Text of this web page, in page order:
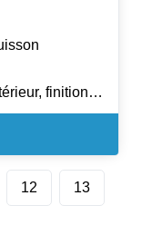
finition
12 13